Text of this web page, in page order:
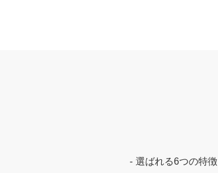
選ばれる6つの特徴